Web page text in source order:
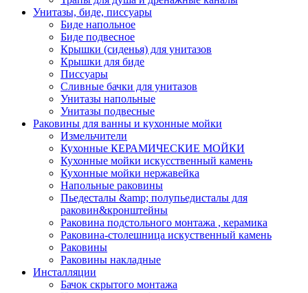
Унитазы, биде, писсуары
Биде напольное
Биде подвесное
Крышки (сиденья) для унитазов
Крышки для биде
Писсуары
Сливные бачки для унитазов
Унитазы напольные
Унитазы подвесные
Раковины для ванны и кухонные мойки
Измельчители
Кухонные КЕРАМИЧЕСКИЕ МОЙКИ
Кухонные мойки искусственный камень
Кухонные мойки нержавейка
Напольные раковины
Пьедесталы &amp; полупьедисталы для
раковин&кронштейны
Раковина подстольного монтажа , керамика
Раковина-столешница искуственный камень
Раковины
Раковины накладные
Инсталляции
Бачок скрытого монтажа